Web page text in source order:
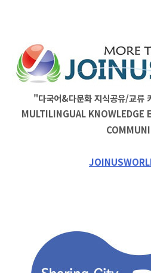
"다국어&다문화 지식공유/교류
MULTILINGUAL KNOWLEDGE